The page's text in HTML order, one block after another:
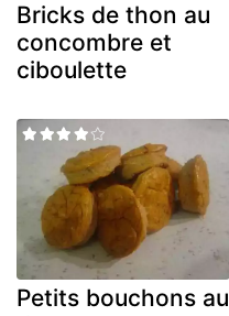
Bricks de thon au
concombre et
ciboulette
Petits bouchons au